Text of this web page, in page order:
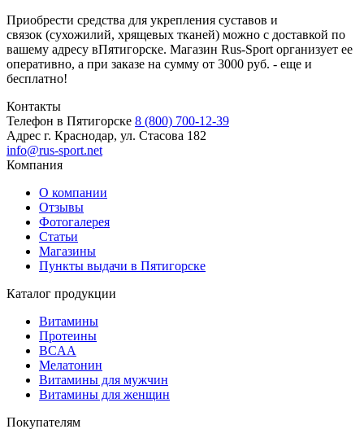
Приобрести средства для укрепления суставов и
связок (сухожилий, хрящевых тканей) можно с доставкой по
вашему адресу вПятигорске. Магазин Rus-Sport организует ее
оперативно, а при заказе на сумму от 3000 руб. - еще и
бесплатно!
Контакты
Телефон в Пятигорске 8 (800) 700-12-39
Адрес г. Краснодар, ул. Стасова 182
info@rus-sport.net
Компания
О компании
Отзывы
Фотогалерея
Статьи
Магазины
Пункты выдачи в Пятигорске
Каталог продукции
Витамины
Протеины
BCAA
Мелатонин
Витамины для мужчин
Витамины для женщин
Покупателям